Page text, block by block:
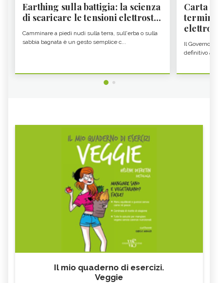
Earthing sulla battigia: la scienza
di scaricare le tensioni elettrost...
Camminare a piedi nudi sulla terra, sull'erba o sulla
sabbia bagnata è un gesto semplice c...
Carta
Il Governo
definitivo
Il mio quaderno di esercizi.
Veggie